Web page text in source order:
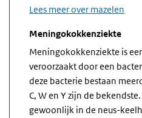
Lees meer over mazelen
Meningokokkenziekte
Meningokokkenziekte is
veroorzaakt door een
deze bacterie bestaan
C, W en Y zijn de
gewoonlijk in de neus-